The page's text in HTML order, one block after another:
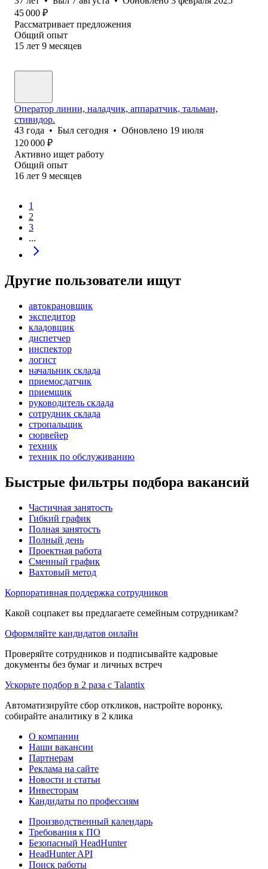
45 000 ₽
Рассматривает предложения
Общий опыт
15 лет 9 месяцев
Оператор линии, наладчик, аппаратчик, тальман,
стивидор.
43 года • Был сегодня • Обновлено 19 июля
120 000 ₽
Активно ищет работу
Общий опыт
16 лет 9 месяцев
1
2
3
...
Другие пользователи ищут
автокрановщик
экспедитор
кладовщик
диспетчер
инспектор
логист
начальник склада
приемосдатчик
приемщик
руководитель склада
сотрудник склада
стропальщик
сюрвейер
техник
техник по обслуживанию
Быстрые фильтры подбора вакансий
Частичная занятость
Гибкий график
Полная занятость
Полный день
Проектная работа
Сменный график
Вахтовый метод
Корпоративная поддержка сотрудников
Какой соцпакет вы предлагаете семейным сотрудникам?
Оформляйте кандидатов онлайн
Проверяйте сотрудников и подписывайте кадровые
документы без бумаг и личных встреч
Ускорьте подбор в 2 раза с Talantix
Автоматизируйте сбор откликов, настройте воронку,
собирайте аналитику в 2 клика
О компании
Наши вакансии
Партнерам
Реклама на сайте
Новости и статьи
Инвесторам
Кандидаты по профессиям
Производственный календарь
Требования к ПО
Безопасный HeadHunter
HeadHunter API
Поиск работы